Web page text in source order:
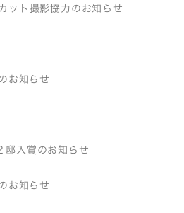
ット撮影協力のお知らせ
お知らせ
入賞のお知らせ
お知らせ